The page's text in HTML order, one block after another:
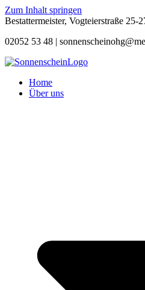
Zum Inhalt springen
Bestattermeister, Vogteierstraße 25-
02052 53 48 |
Home
Über uns